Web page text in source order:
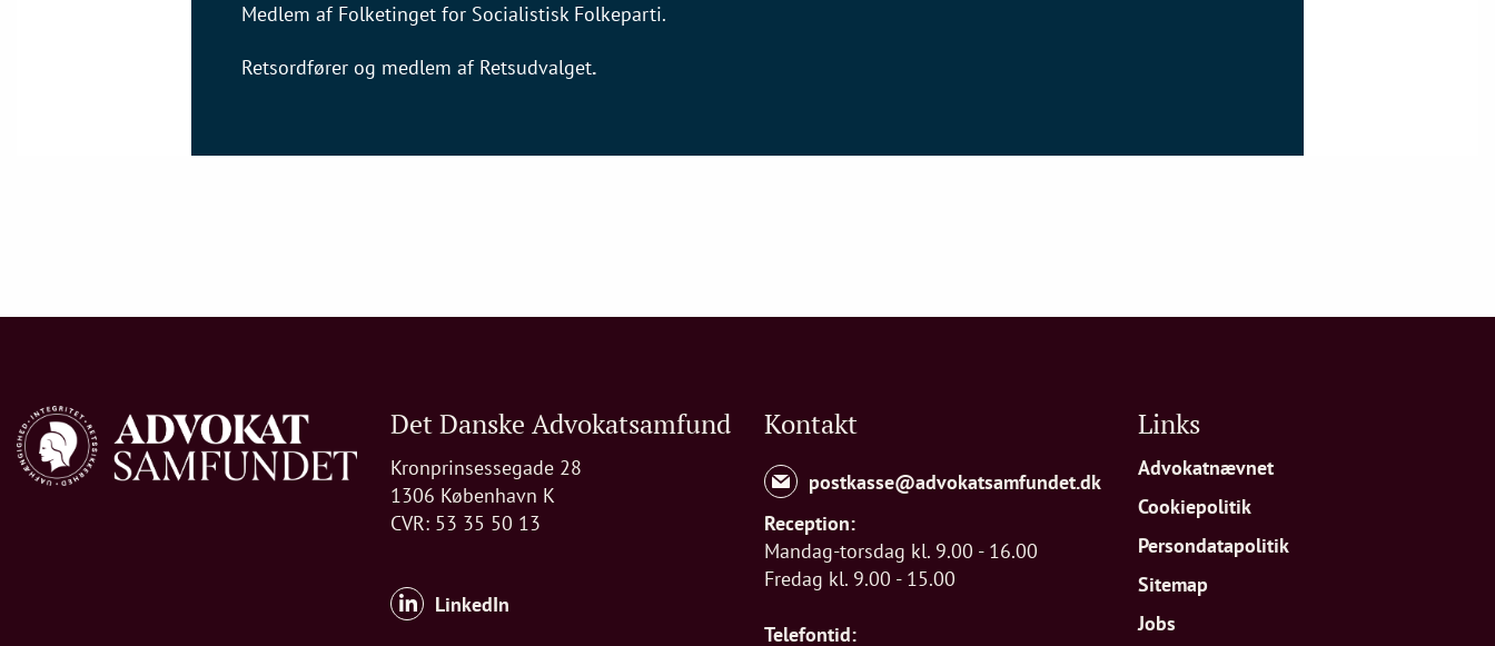
Medlem af Folketinget for Socialistisk Folkeparti.
Retsordfører og medlem af Retsudvalget.
Det Danske Advokatsamfund
Kronprinsessegade 28
1306 København K
CVR: 53 35 50 13
LinkedIn
Kontakt
postkasse@advokatsamfundet.dk
Reception:
Mandag-torsdag kl. 9.00 - 16.00
Fredag kl. 9.00 - 15.00
Telefontid:
Links
Advokatnævnet
Cookiepolitik
Persondatapolitik
Sitemap
Jobs